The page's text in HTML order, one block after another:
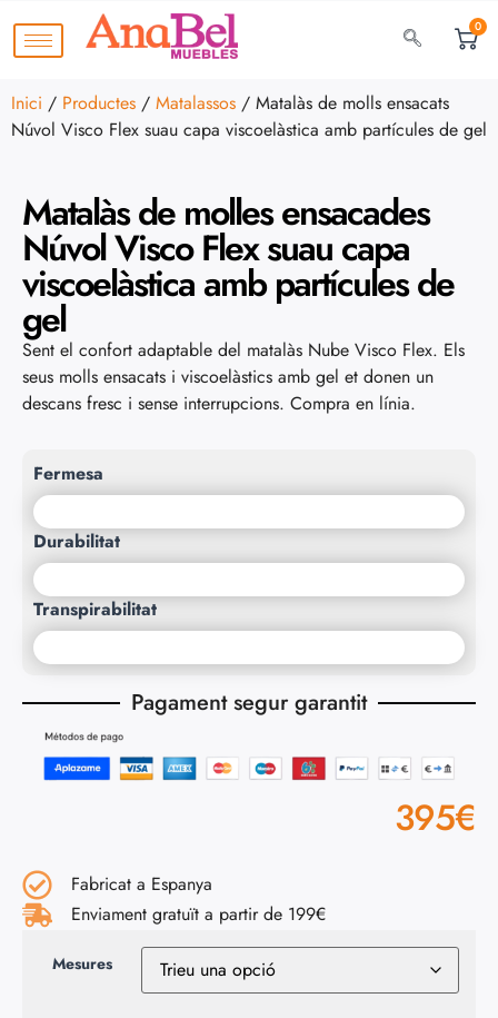
0
Inici / Productes / Matalassos / Matalàs de molls ensacats
Núvol Visco Flex suau capa viscoelàstica amb partícules de gel
Matalàs de molles ensacades
Núvol Visco Flex suau capa
viscoelàstica amb partícules de
gel
Sent el confort adaptable del matalàs Nube Visco Flex. Els
seus molls ensacats i viscoelàstics amb gel et donen un
descans fresc i sense interrupcions. Compra en línia.
Fermesa
Durabilitat
Transpirabilitat
Pagament segur garantit
395€
Fabricat a Espanya
Enviament gratuït a partir de 199€
Mesures